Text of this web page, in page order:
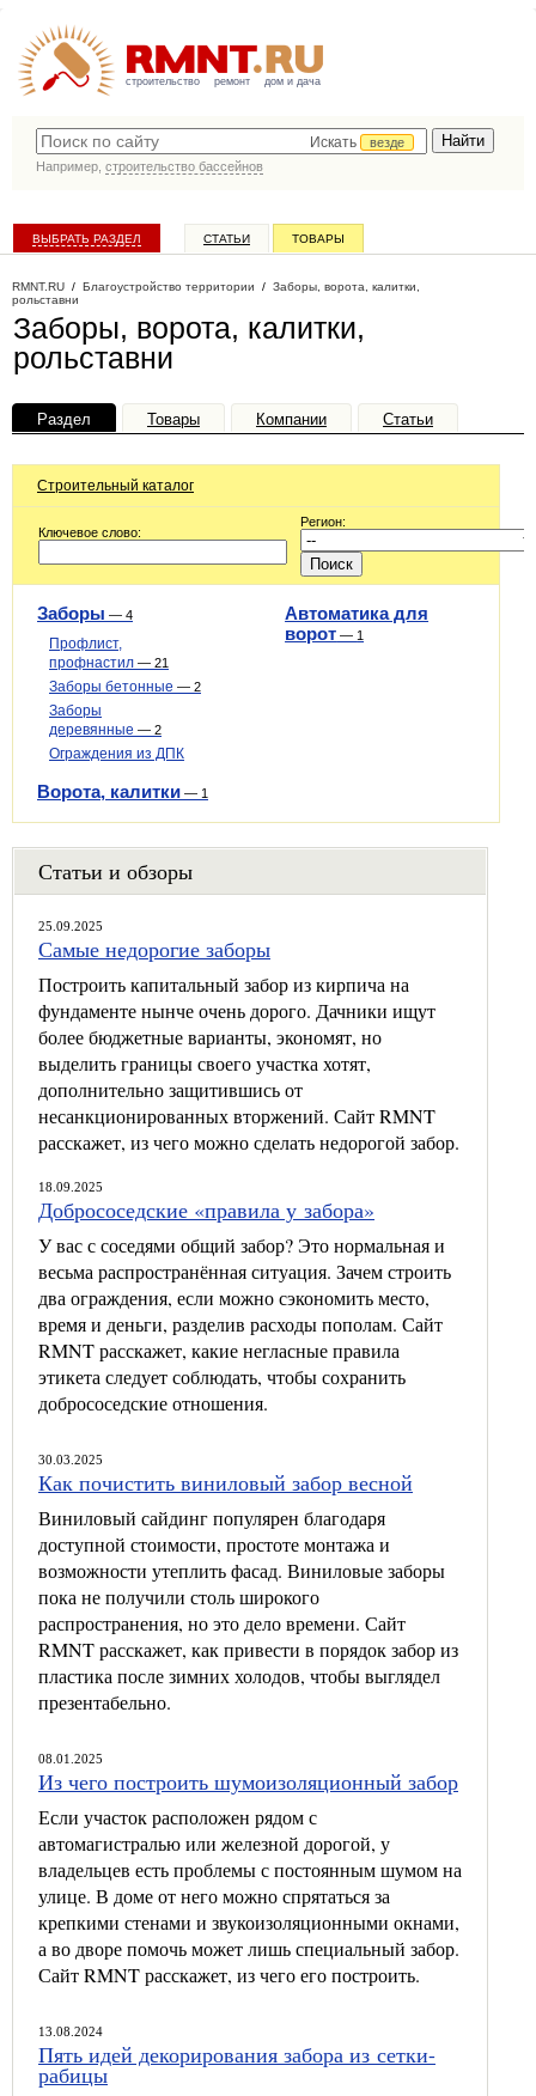
строительство ремонт дом и дача
Искать
везде
Например, строительство бассейнов
ВЫБРАТЬ РАЗДЕЛ СТАТЬИ ТОВАРЫ
RMNT.RU / Благоустройство территории / Заборы, ворота, калитки,
рольставни
Заборы, ворота, калитки,
рольставни
Раздел Товары Компании Статьи
Строительный каталог
Ключевое слово:
Регион:
Заборы — 4
Профлист,
профнастил — 21
Заборы бетонные — 2
Заборы
деревянные — 2
Ограждения из ДПК
Ворота, калитки — 1
Автоматика для
ворот — 1
Статьи и обзоры
25.09.2025
Самые недорогие заборы
Построить капитальный забор из кирпича на
фундаменте нынче очень дорого. Дачники ищут
более бюджетные варианты, экономят, но
выделить границы своего участка хотят,
дополнительно защитившись от
несанкционированных вторжений. Сайт RMNT
расскажет, из чего можно сделать недорогой забор.
18.09.2025
Добрососедские «правила у забора»
У вас с соседями общий забор? Это нормальная и
весьма распространённая ситуация. Зачем строить
два ограждения, если можно сэкономить место,
время и деньги, разделив расходы пополам. Сайт
RMNT расскажет, какие негласные правила
этикета следует соблюдать, чтобы сохранить
добрососедские отношения.
30.03.2025
Как почистить виниловый забор весной
Виниловый сайдинг популярен благодаря
доступной стоимости, простоте монтажа и
возможности утеплить фасад. Виниловые заборы
пока не получили столь широкого
распространения, но это дело времени. Сайт
RMNT расскажет, как привести в порядок забор из
пластика после зимних холодов, чтобы выглядел
презентабельно.
08.01.2025
Из чего построить шумоизоляционный забор
Если участок расположен рядом с
автомагистралью или железной дорогой, у
владельцев есть проблемы с постоянным шумом на
улице. В доме от него можно спрятаться за
крепкими стенами и звукоизоляционными окнами,
а во дворе помочь может лишь специальный забор.
Сайт RMNT расскажет, из чего его построить.
13.08.2024
Пять идей декорирования забора из сетки-
рабицы